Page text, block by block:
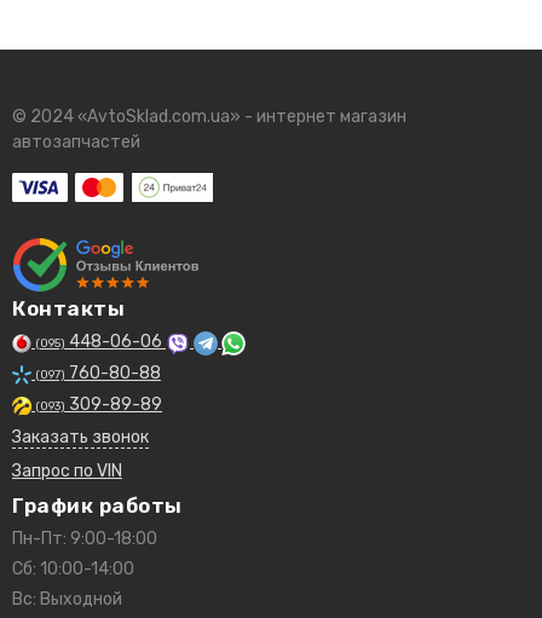
© 2024 «AvtoSklad.com.ua» - интернет магазин
автозапчастей
Контакты
(095) 448-06-06
(097) 760-80-88
(093) 309-89-89
Заказать звонок
Запрос по VIN
График работы
Пн-Пт: 9:00-18:00
Сб: 10:00-14:00
Вс: Выходной